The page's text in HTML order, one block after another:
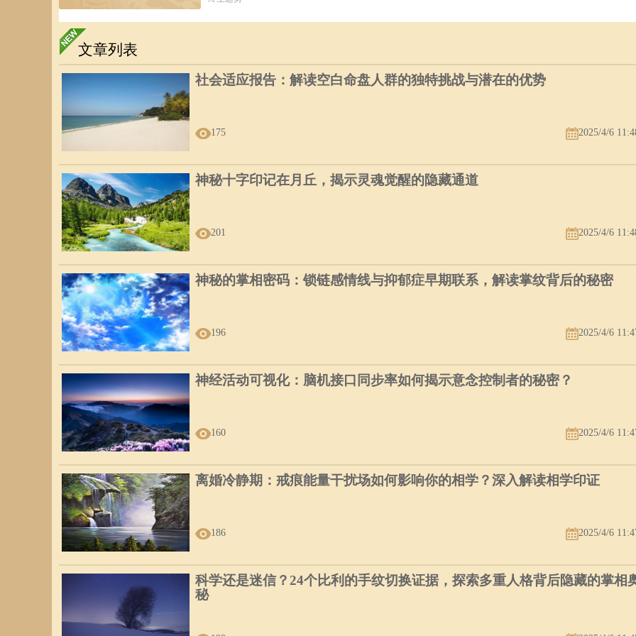
文章列表
社会适应报告：解读空白命盘人群的独特挑战与潜在的优势
175 2025/4/6
神秘十字印记在月丘，揭示灵魂觉醒的隐藏通道
201 2025/4/6
神秘的掌相密码：锁链感情线与抑郁症早期联系，解读掌纹背后的秘密
196 2025/4/6
神经活动可视化：脑机接口同步率如何揭示意念控制者的秘密？
160 2025/4/6
离婚冷静期：戒痕能量干扰场如何影响你的相学？深入解读相学印证
186 2025/4/6
科学还是迷信？24个比利的手纹切换证据，探索多重人格背后隐藏的掌相
秘